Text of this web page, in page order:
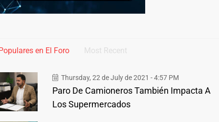
en El Foro Most Recent
Thursday, 22 de July de 2021 - 4:57 PM
Paro De Camioneros También Impacta A
Los Supermercados